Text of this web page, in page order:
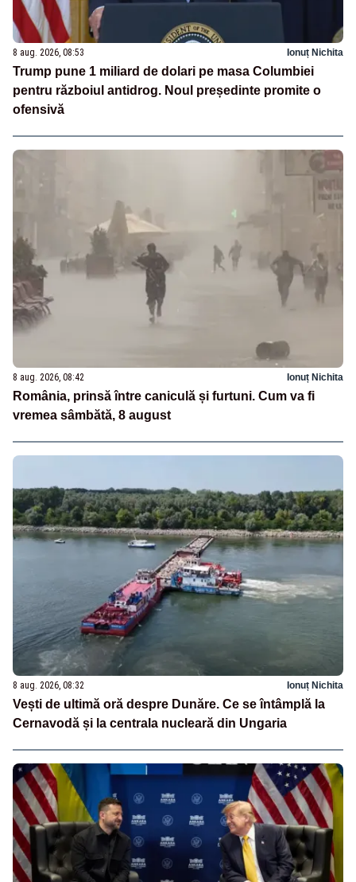
8 aug. 2026, 08:53 Ionuț Nichita
Trump pune 1 miliard de dolari pe masa Columbiei
pentru războiul antidrog. Noul președinte promite o
ofensivă
8 aug. 2026, 08:42 Ionuț Nichita
România, prinsă între caniculă și furtuni. Cum va fi
vremea sâmbătă, 8 august
8 aug. 2026, 08:32 Ionuț Nichita
Vești de ultimă oră despre Dunăre. Ce se întâmplă la
Cernavodă și la centrala nucleară din Ungaria